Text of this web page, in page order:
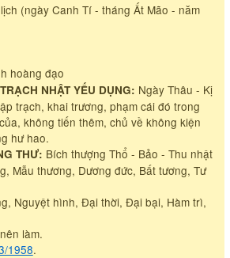
(ngày Canh Tí - tháng Ất Mão - năm
hoàng đạo
NHẬT YẾU DỤNG: Ngày Thâu - Kị
trạch, khai trương, phạm cái đó trong
không tiến thêm, chủ về không kiện
hư hao.
THƯ: Bích thượng Thổ - Bảo - Thu nhật
Mẫu thương, Dương đức, Bất tương, Tư
Nguyệt hình, Đại thời, Đại bại, Hàm trì,
làm.
1958.